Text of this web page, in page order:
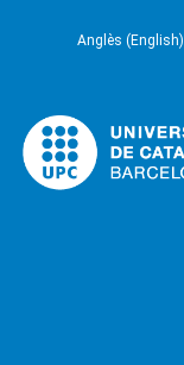
Anglès (English)